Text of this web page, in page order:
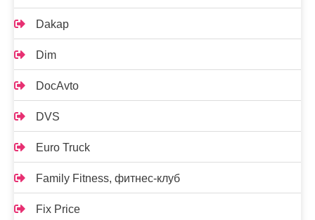
Dakap
Dim
DocAvto
DVS
Euro Truck
Family Fitness, фитнес-клуб
Fix Price